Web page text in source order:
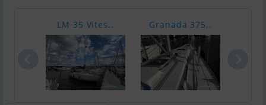
LM 35 Vites.. Granada 375..